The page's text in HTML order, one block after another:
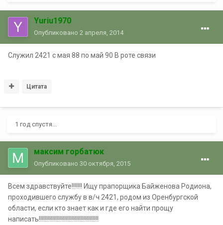
Yuriu1970
Опубликовано 2 апреля, 2014
Служил 2421 с мая 88 по май 90 В роте связи
Цитата
1 год спустя...
максим горбатюк
Опубликовано 30 октября, 2015
Всем здравствуйте!!!!!!! Ищу прапорщика Байженова Родиона,
проходившего службу в в/ч 2421, родом из Оренбургской
области, если кто знает как и где его найти прощу
написать!!!!!!!!!!!!!!!!!!!!!!!!!!!!!!!!!!!!!!!!